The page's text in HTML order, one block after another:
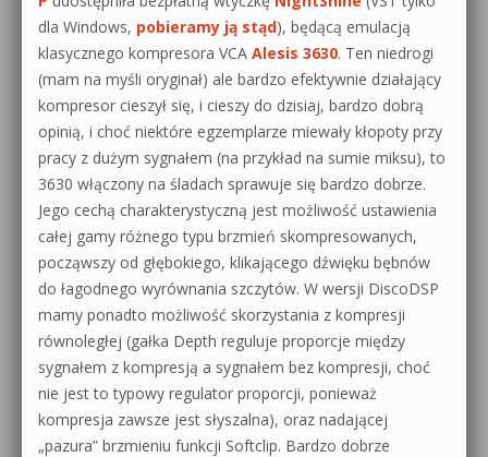
dla Windows, pobieramy ją stąd), będącą emulacją
klasycznego kompresora VCA Alesis 3630. Ten niedrogi
(mam na myśli oryginał) ale bardzo efektywnie działający
kompresor cieszył się, i cieszy do dzisiaj, bardzo dobrą
opinią, i choć niektóre egzemplarze miewały kłopoty przy
pracy z dużym sygnałem (na przykład na sumie miksu), to
3630 włączony na śladach sprawuje się bardzo dobrze.
Jego cechą charakterystyczną jest możliwość ustawienia
całej gamy różnego typu brzmień skompresowanych,
począwszy od głębokiego, klikającego dźwięku bębnów
do łagodnego wyrównania szczytów. W wersji DiscoDSP
mamy ponadto możliwość skorzystania z kompresji
równoległej (gałka Depth reguluje proporcje między
sygnałem z kompresją a sygnałem bez kompresji, choć
nie jest to typowy regulator proporcji, ponieważ
kompresja zawsze jest słyszalna), oraz nadającej
„pazura” brzmieniu funkcji Softclip. Bardzo dobrze